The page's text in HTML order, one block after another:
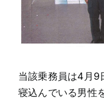
当該乗務員は4月9
寝込んでいる男性